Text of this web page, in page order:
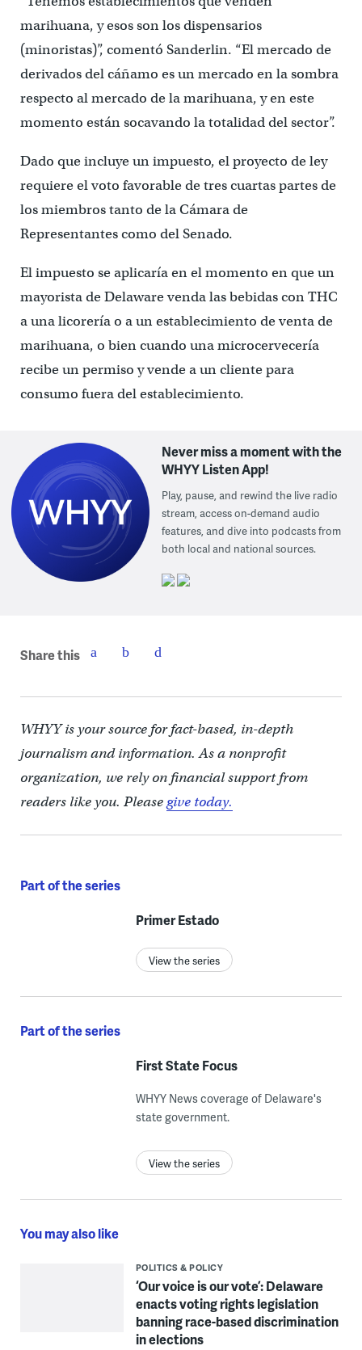
marihuana, y esos son los dispensarios
(minoristas)”, comentó Sanderlin. “El mercado de
derivados del cáñamo es un mercado en la sombra
respecto al mercado de la marihuana, y en este
momento están socavando la totalidad del sector”.
Dado que incluye un impuesto, el proyecto de ley
requiere el voto favorable de tres cuartas partes de
los miembros tanto de la Cámara de
Representantes como del Senado.
El impuesto se aplicaría en el momento en que un
mayorista de Delaware venda las bebidas con THC
a una licorería o a un establecimiento de venta de
marihuana, o bien cuando una microcervecería
recibe un permiso y vende a un cliente para
consumo fuera del establecimiento.
Never miss a moment with the
WHYY Listen App!
Play, pause, and rewind the live radio
stream, access on-demand audio
features, and dive into podcasts from
both local and national sources.
Share this
WHYY is your source for fact-based, in-depth
journalism and information. As a nonprofit
organization, we rely on financial support from
readers like you. Pleasegive today.
Part of the series
Primer Estado
View the series
Part of the series
First State Focus
WHYY News coverage of Delaware's
state government.
View the series
You may also like
POLITICS & POLICY
‘Our voice is our vote’: Delaware
enacts voting rights legislation
banning race-based discrimination
in elections